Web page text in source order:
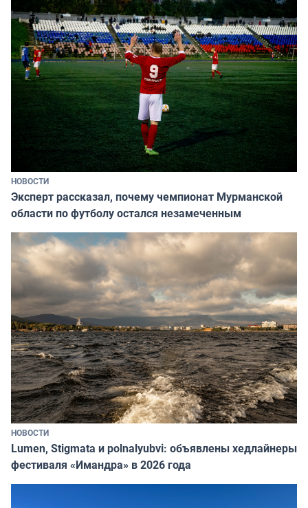
НОВОСТИ
Эксперт рассказал, почему чемпионат Мурманской
области по футболу остался незамеченным
НОВОСТИ
Lumen, Stigmata и polnalyubvi: объявлены хедлайнеры
фестиваля «Имандра» в 2026 года